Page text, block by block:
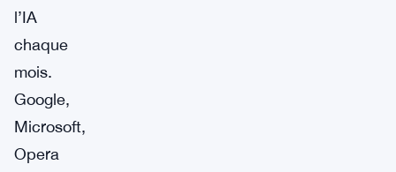
l’IA
chaque
mois.
Google,
Microsoft,
Opera